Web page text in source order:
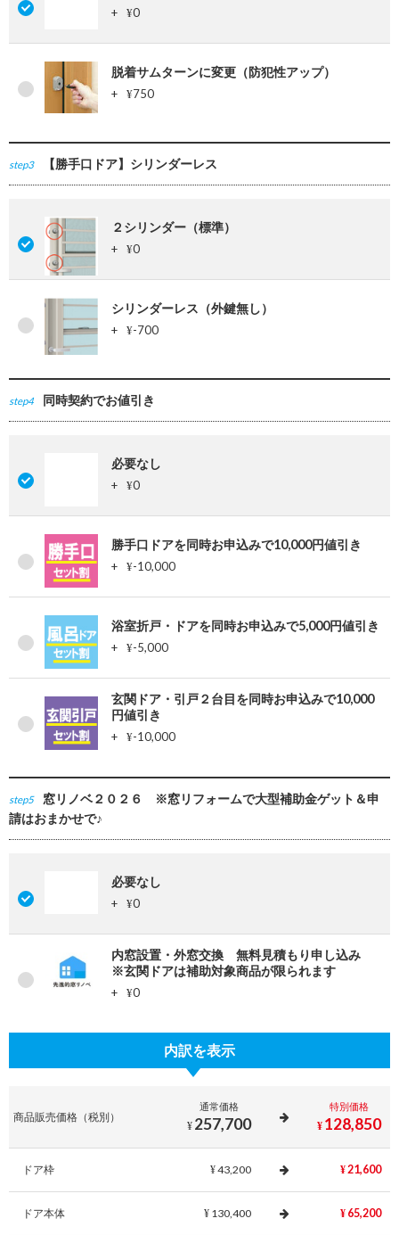
+ ¥0
脱着サムターンに変更（防犯性アップ）
+ ¥750
step3 【勝手口ドア】シリンダーレス
２シリンダー（標準）
+ ¥0
シリンダーレス（外鍵無し）
+ ¥-700
step4 同時契約でお値引き
必要なし
+ ¥0
勝手口ドアを同時お申込みで10,000円値引き
+ ¥-10,000
浴室折戸・ドアを同時お申込みで5,000円値引き
+ ¥-5,000
玄関ドア・引戸２台目を同時お申込みで10,000
円値引き
+ ¥-10,000
step5
窓リノベ２０２６ ※窓リフォームで大型補助金ゲット＆申
請はおまかせで♪
必要なし
+ ¥0
内窓設置・外窓交換 無料見積もり申し込み
※玄関ドアは補助対象商品が限られます
+ ¥0
内訳を表示
商品販売価格（税別）
通常価格
¥ 257,700
特別価格
¥ 128,850
ドア枠 ¥43,200 ¥21,600
ドア本体 ¥ 130,400 ¥ 65,200